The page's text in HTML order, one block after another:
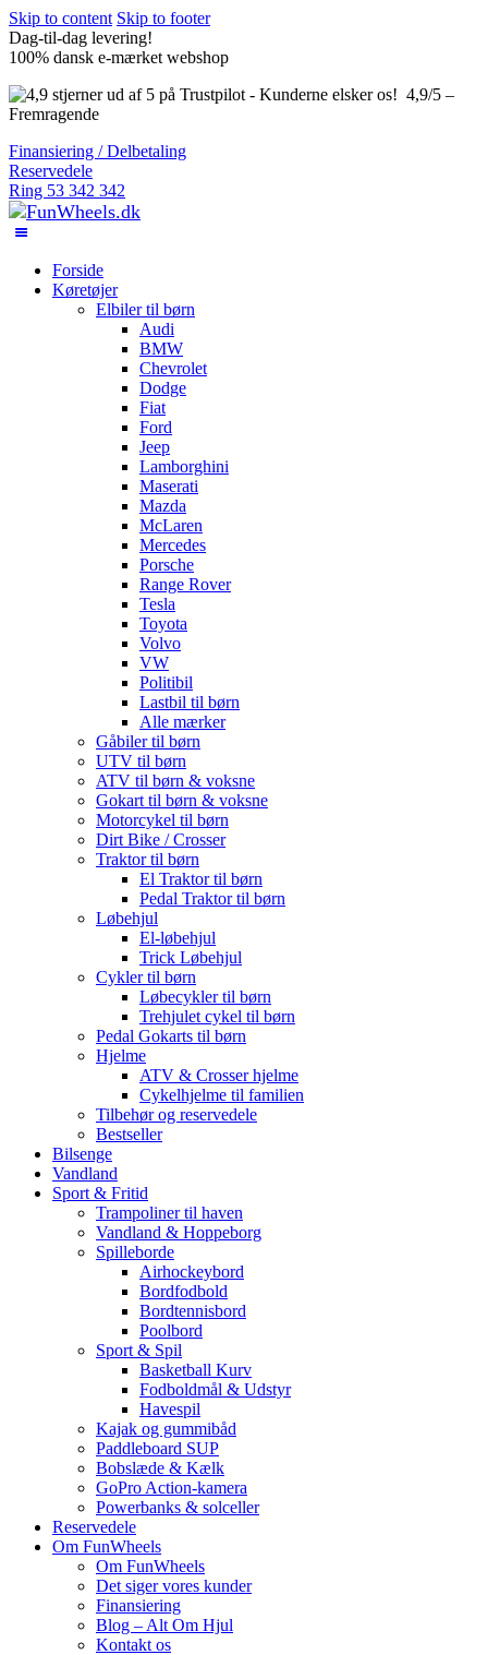
Skip to content Skip to footer
Dag-til-dag levering!
100% dansk e-mærket webshop
4,9/5 –
Fremragende
Finansiering / Delbetaling
Reservedele
Ring 53 342 342
Forside
Køretøjer
Elbiler til børn
Audi
BMW
Chevrolet
Dodge
Fiat
Ford
Jeep
Lamborghini
Maserati
Mazda
McLaren
Mercedes
Porsche
Range Rover
Tesla
Toyota
Volvo
VW
Politibil
Lastbil til børn
Alle mærker
Gåbiler til børn
UTV til børn
ATV til børn & voksne
Gokart til børn & voksne
Motorcykel til børn
Dirt Bike / Crosser
Traktor til børn
El Traktor til børn
Pedal Traktor til børn
Løbehjul
El-løbehjul
Trick Løbehjul
Cykler til børn
Løbecykler til børn
Trehjulet cykel til børn
Pedal Gokarts til børn
Hjelme
ATV & Crosser hjelme
Cykelhjelme til familien
Tilbehør og reservedele
Bestseller
Bilsenge
Vandland
Sport & Fritid
Trampoliner til haven
Vandland & Hoppeborg
Spilleborde
Airhockeybord
Bordfodbold
Bordtennisbord
Poolbord
Sport & Spil
Basketball Kurv
Fodboldmål & Udstyr
Havespil
Kajak og gummibåd
Paddleboard SUP
Bobslæde & Kælk
GoPro Action-kamera
Powerbanks & solceller
Reservedele
Om FunWheels
Om FunWheels
Det siger vores kunder
Finansiering
Blog – Alt Om Hjul
Kontakt os